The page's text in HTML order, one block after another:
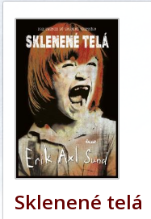
Sklenené telá